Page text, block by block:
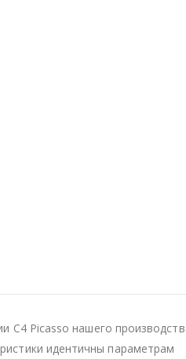
C4 Picasso нашего
идентичны параметрам